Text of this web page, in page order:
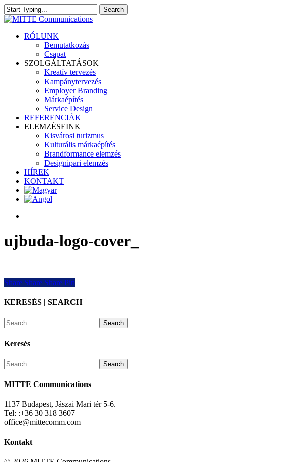
Skip
to
content
Search
Close
search
Menu
RÓLUNK
Bemutatkozás
Csapat
SZOLGÁLTATÁSOK
Kreatív tervezés
Kampánytervezés
Employer Branding
Márkaépítés
Service Design
REFERENCIÁK
ELEMZÉSEINK
Kisvárosi turizmus
Kulturális márkaépítés
Brandformance elemzés
Designipari elemzés
HÍREK
KONTAKT
ujbuda-logo-cover_
Share
Share Share Share Pin
KERESÉS | SEARCH
Search
Keresés
Search
MITTE Communications
1137 Budapest, Jászai Mari tér 5-6.
Tel: :+36 30 318 3607
office@mittecomm.com
Kontakt